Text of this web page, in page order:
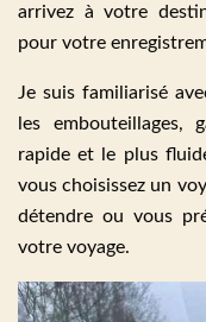
arrivez à votre
pour votre
Je suis familiarisé
les
rapide et le plus
vous choisissez un
détendre ou vous
votre voyage.